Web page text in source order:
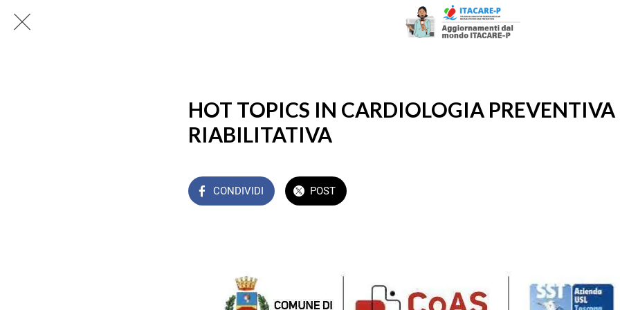
HOT TOPICS IN CARDIOLOGIA PREVENTIVA
RIABILITATIVA
CONDIVIDI POST